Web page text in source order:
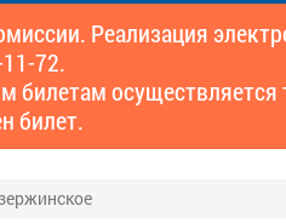
Реализация
72.
билетам
билет.